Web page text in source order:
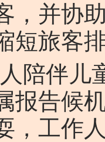
，并协
短旅客
伴儿童
报告候
，工作